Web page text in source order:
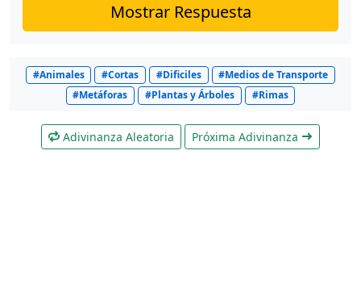
Mostrar Respuesta
#Animales #Cortas #Dificiles
#Medios de Transporte
#Metáforas
#Plantas y Árboles #Rimas
Adivinanza Aleatoria Próxima Adivinanza